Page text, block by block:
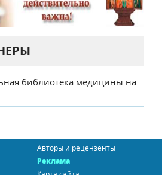
библиотека медицины на
Авторы и рецензенты
Реклама